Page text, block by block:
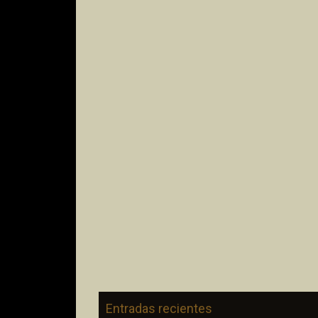
Entradas recientes